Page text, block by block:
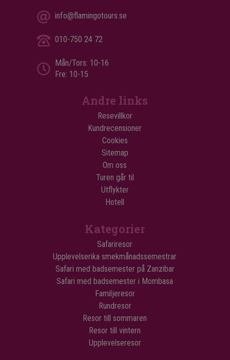
info@flamingotours.se
010-750 24 72
Mån/Tors: 10-16
Fre: 10-15
Andre links
Resevillkor
Kundrecensioner
Cookies
Sitemap
Om oss
Turen går til
Utflykter
Hotell
Kategorier
Safariresor
Upplevelserika smekmånadssemestrar
Safari med badsemester på Zanzibar
Safari med badsemester i Mombasa
Familjeresor
Rundresor
Resor till sommaren
Resor till vintern
Upplevelseresor